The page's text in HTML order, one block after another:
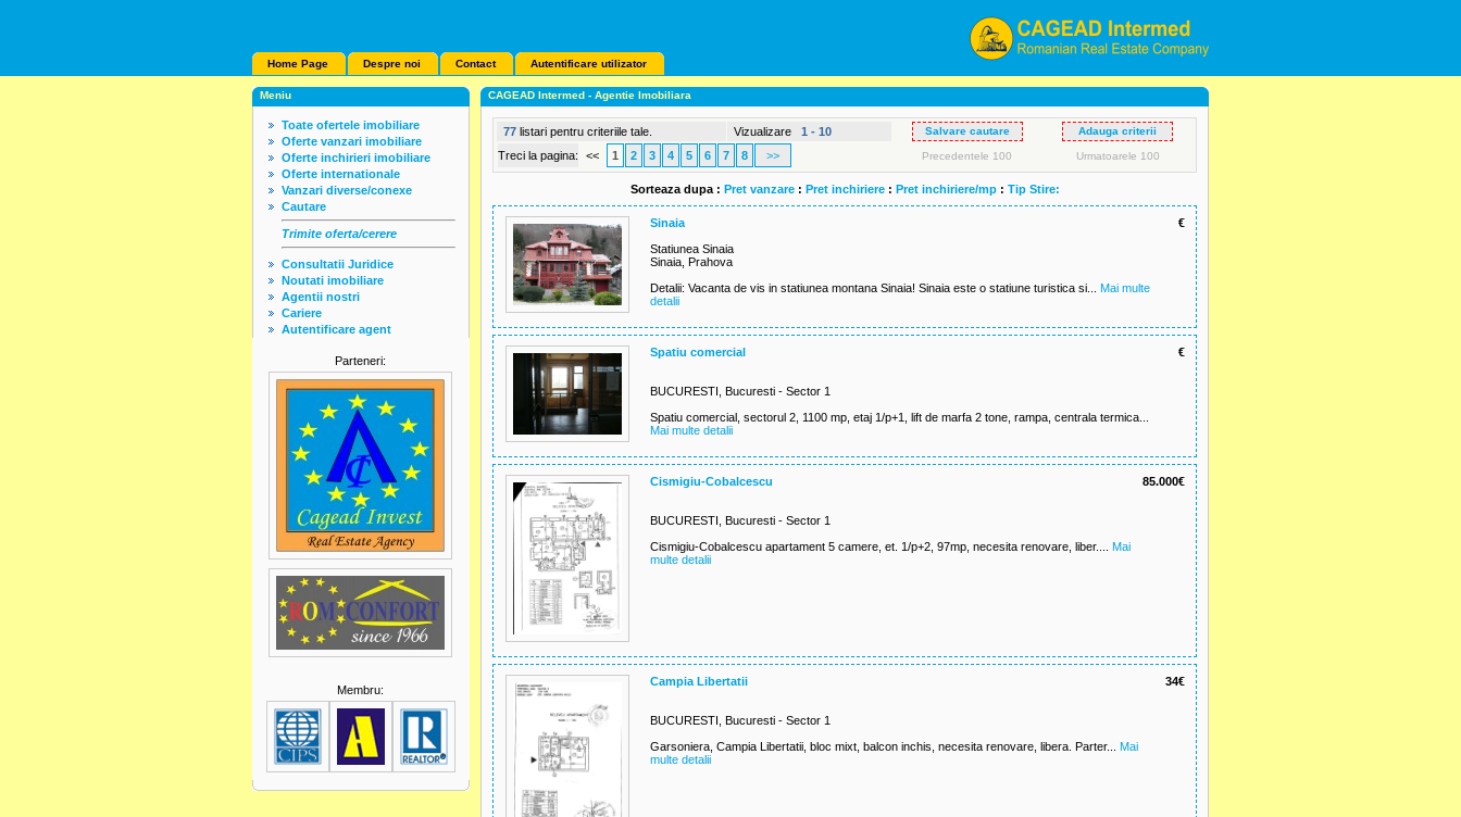
Home Page Despre noi Contact Autentificare utilizator
Meniu
Toate ofertele imobiliare
Oferte vanzari imobiliare
Oferte inchirieri imobiliare
Oferte internationale
Vanzari diverse/conexe
Cautare
Trimite oferta/cerere
Consultatii Juridice
Noutati imobiliare
Agentii nostri
Cariere
Autentificare agent
Parteneri:
Membru:
CAGEAD Intermed - Agentie Imobiliara
77 listari pentru criteriile tale. Vizualizare 1 - 10 Salvare cautare Adauga criterii
Treci la pagina: << 1 2 3 4 5 6 7 8 >> Precedentele 100 Urmatoarele 100
Sorteaza dupa : Pret vanzare: Pret inchiriere: Pret inchiriere/mp: Tip Stire:
Sinaia
Statiunea Sinaia
Sinaia, Prahova
Detalii: Vacanta de vis in statiunea montana Sinaia! Sinaia este o statiune turistica si... Mai multe
detalii
€
Spatiu comercial
BUCURESTI, Bucuresti - Sector 1
Spatiu comercial, sectorul 2, 1100 mp, etaj 1/p+1, lift de marfa 2 tone, rampa, centrala termica...
Mai multe detalii
€
Cismigiu-Cobalcescu
BUCURESTI, Bucuresti - Sector 1
Cismigiu-Cobalcescu apartament 5 camere, et. 1/p+2, 97mp, necesita renovare, liber.... Mai
multe detalii
85.000€
Campia Libertatii
BUCURESTI, Bucuresti - Sector 1
Garsoniera, Campia Libertatii, bloc mixt, balcon inchis, necesita renovare, libera. Parter... Mai
multe detalii
34€